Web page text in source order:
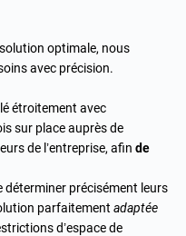
optimale, nous
avec précision.
étroitement avec
sur placeauprès de
de l’entreprise, afin de
déterminer précisément leurs
parfaitement adaptée
d’espace de